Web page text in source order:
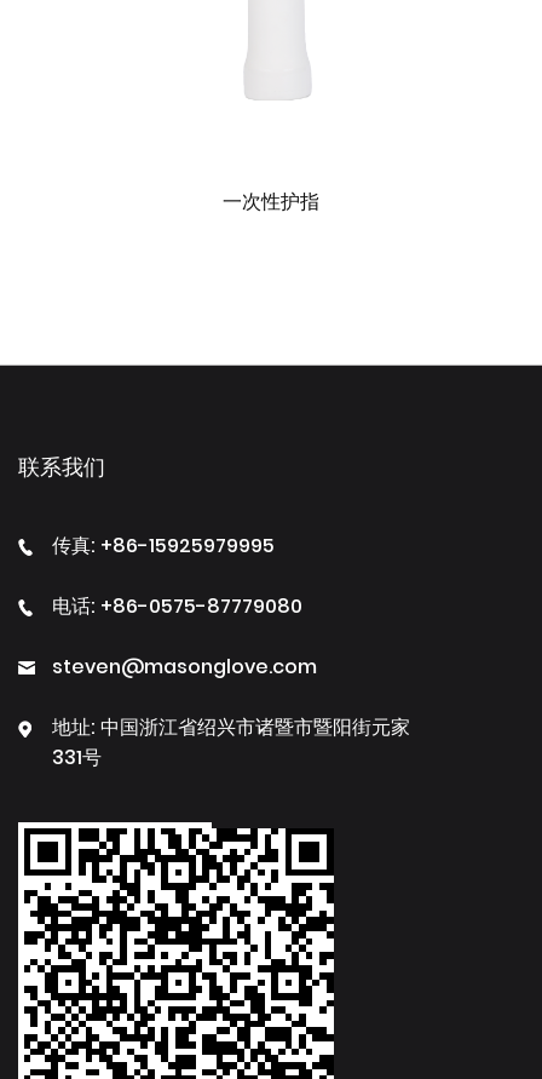
一次性护指
联系我们
传真: +86-15925979995
电话: +86-0575-87779080
steven@masonglove.com
地址: 中国浙江省绍兴市诸暨市暨阳街元家
331号